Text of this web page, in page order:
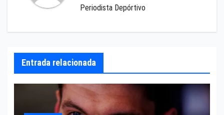
Periodista Depórtivo
Entrada relacionada